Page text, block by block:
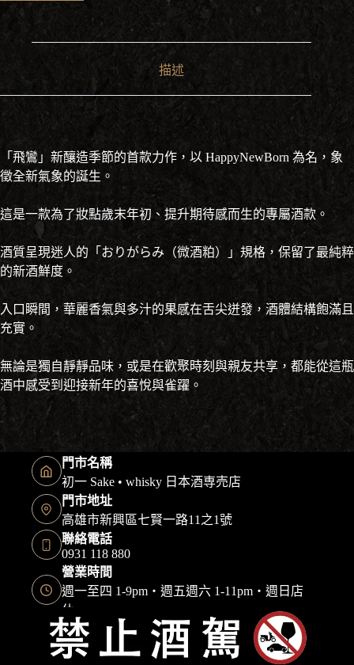
過
720ml
數
量
描述
「飛鸞」新釀造季節的首款力作，以 HappyNewBorn 為名，象
徵全新氣象的誕生。
這是一款為了妝點歲末年初、提升期待感而生的專屬酒款。
酒質呈現迷人的「おりがらみ（微酒粕）」規格，保留了最純粹
的新酒鮮度。
入口瞬間，華麗香氣與多汁的果感在舌尖迸發，酒體結構飽滿且
充實。
無論是獨自靜靜品味，或是在歡聚時刻與親友共享，都能從這瓶
酒中感受到迎接新年的喜悅與雀躍。
門市名稱
初一 Sake • whisky 日本酒専売店
門市地址
高雄市新興區七賢一路11之1號
聯絡電話
0931 118 880
營業時間
週一至四 1-9pm・週五週六 1-11pm・週日店
休
Copyright © 2026 初一日本酒 保留一切權利｜本網站由
快找整合顧問建置維護